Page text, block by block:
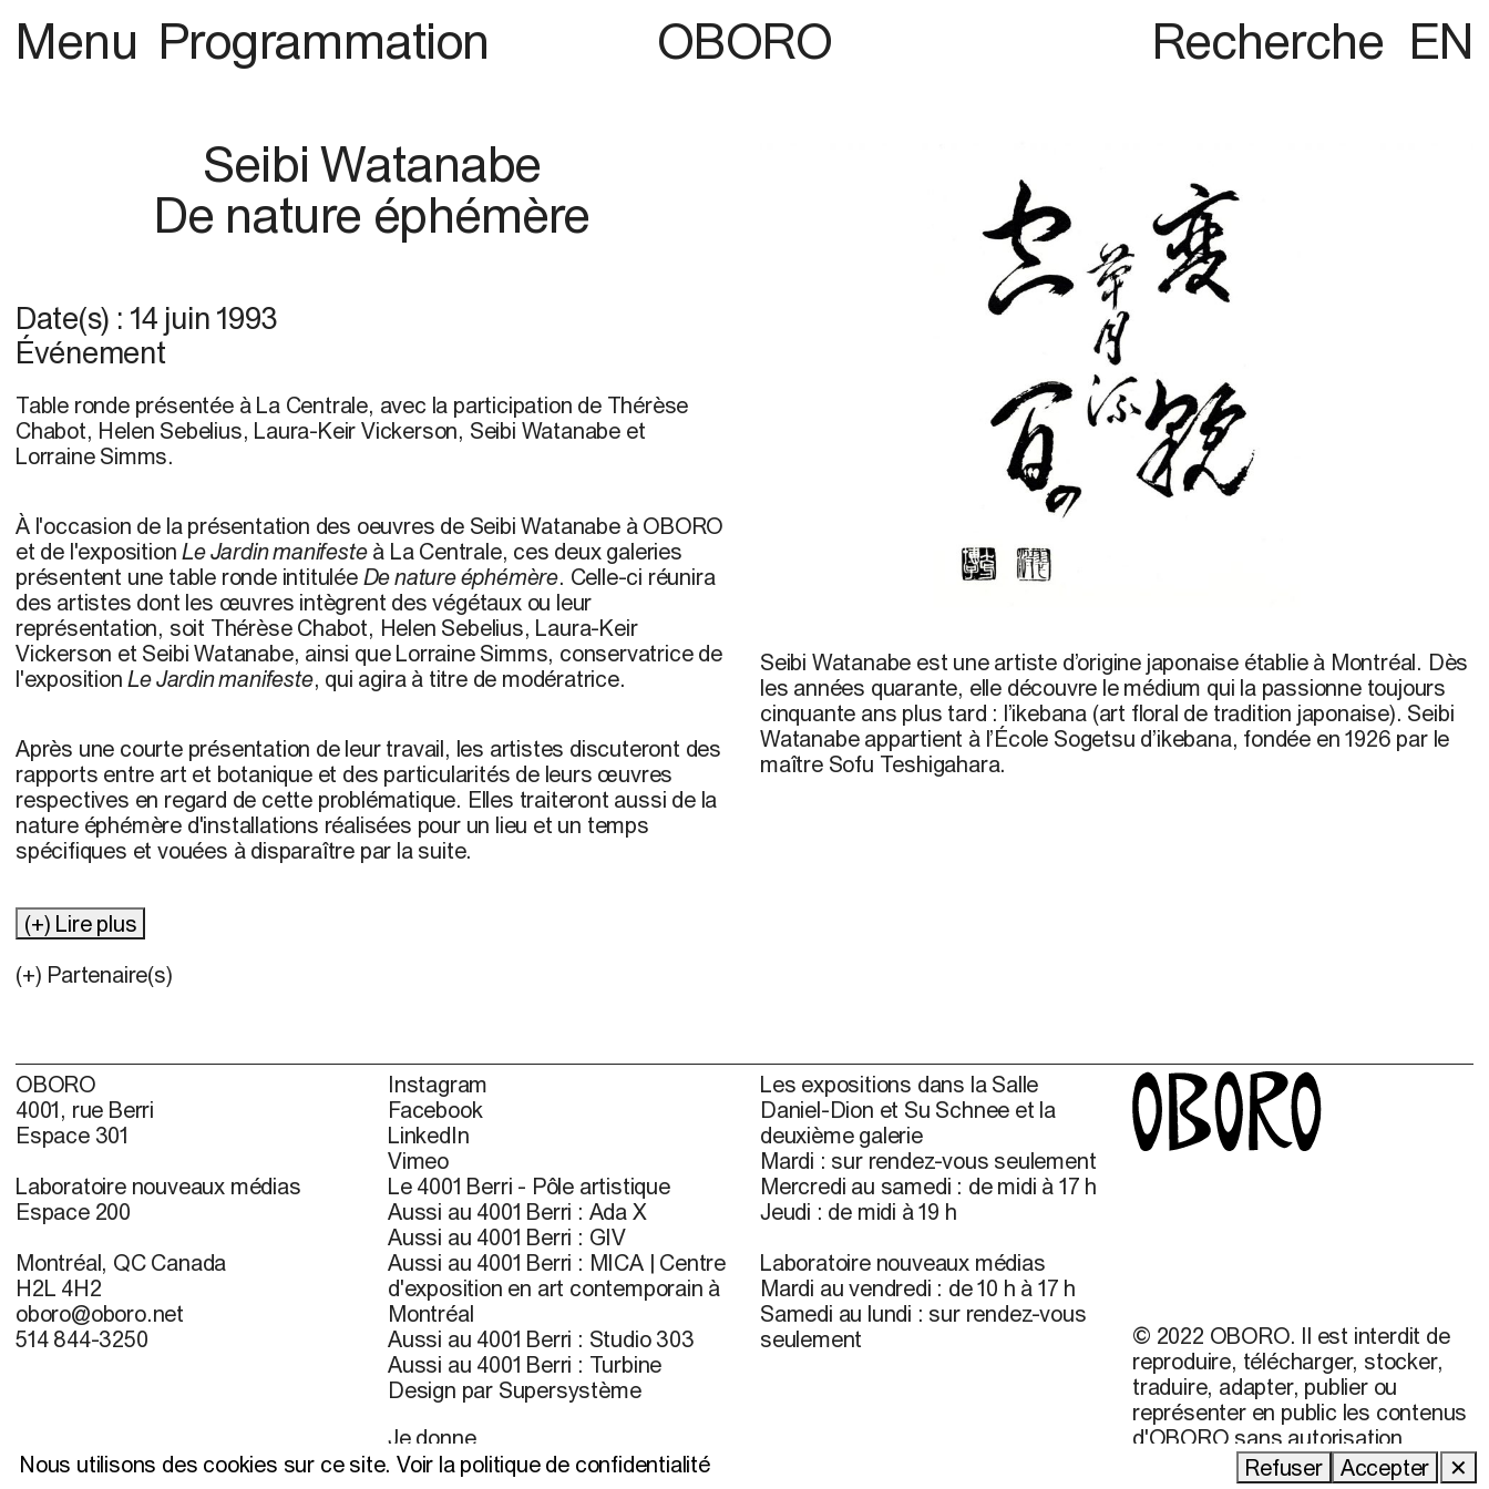
Menu Programmation OBORO Recherche EN
Seibi Watanabe
De nature éphémère
Date(s) : 14 juin 1993
Événement
Table ronde présentée à La Centrale, avec la participation de Thérèse
Chabot, Helen Sebelius, Laura-Keir Vickerson, Seibi Watanabe et
Lorraine Simms.
À l'occasion de la présentation des oeuvres de Seibi Watanabe à OBORO
et de l'expositionLe Jardin manifesteà La Centrale, ces deux galeries
présentent une table ronde intitulée De nature éphémère. Celle-ci réunira
des artistes dont les œuvres intègrent des végétaux ou leur
représentation, soit Thérèse Chabot, Helen Sebelius, Laura-Keir
Vickerson et Seibi Watanabe, ainsi que Lorraine Simms, conservatrice de
l'expositionLe Jardin manifeste, qui agira à titre de modératrice.
Après une courte présentation de leur travail, les artistes discuteront des
rapports entre art et botanique et des particularités de leurs œuvres
respectives en regard de cette problématique. Elles traiteront aussi de la
nature éphémère d'installations réalisées pour un lieu et un temps
spécifiques et vouées à disparaître par la suite.
(+) Lire plus
Seibi Watanabe est une artiste d’origine japonaise établie à Montréal. Dès
les années quarante, elle découvre le médium qui la passionne toujours
cinquante ans plus tard : l’ikebana (art floral de tradition japonaise). Seibi
Watanabe appartient à l’École Sogetsu d’ikebana, fondée en1926 par le
maître Sofu Teshigahara.
(+) Partenaire(s)
OBORO
4001, rue Berri
Espace 301
Laboratoire nouveaux médias
Espace 200
Montréal, QC Canada
H2L 4H2
oboro@oboro.net
514 844-3250
Instagram
Facebook
LinkedIn
Vimeo
Le 4001 Berri - Pôle artistique
Aussi au 4001 Berri : Ada X
Aussi au 4001 Berri : GIV
Aussi au 4001 Berri : MICA | Centre
d'exposition en art contemporain à
Montréal
Aussi au 4001 Berri : Studio 303
Aussi au 4001 Berri : Turbine
Design par Supersystème
Je donne
S’inscrire à l’infolettre
Les expositions dans la Salle
Daniel-Dion et Su Schnee et la
deuxième galerie
Mardi : sur rendez-vous seulement
Mercredi au samedi : de midi à 17 h
Jeudi : de midi à 19 h
Laboratoire nouveaux médias
Mardi au vendredi : de 10 h à 17 h
Samedi au lundi : sur rendez-vous
seulement
© 2022 OBORO. Il est interdit de
reproduire, télécharger, stocker,
traduire, adapter, publier ou
représenter en public les contenus
d'OBORO sans autorisation
Nous utilisons des cookies sur ce site. Voir la politique de confidentialité Accepter
Refuser ✕